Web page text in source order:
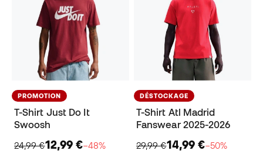
PROMOTION
T-Shirt Just Do It
Swoosh
24,99 €12,99 €−48%
DÉSTOCKAGE
T-Shirt Atl Madrid
Fanswear 2025-2026
29,99 €14,99 €−50%